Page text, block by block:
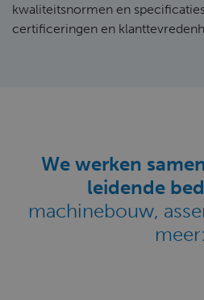
kwaliteitsnormen en
certificeringen en
We werken
leidende
machinebouw,
meer: